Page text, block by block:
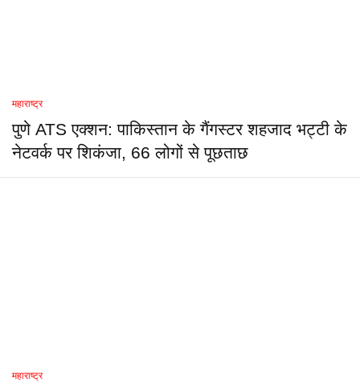
महाराष्ट्र
पुणे ATS एक्शन: पाकिस्तान के गैंगस्टर शहजाद भट्टी के
नेटवर्क पर शिकंजा, 66 लोगों से पूछताछ
महाराष्ट्र